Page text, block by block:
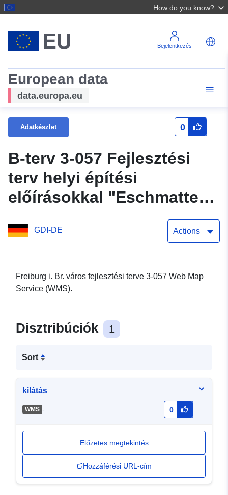
How do you know?
Bejelentkezés
European data
data.europa.eu
Adatkészlet 0
B-terv 3-057 Fejlesztési
terv helyi építési
előírásokkal "Eschmatten"
GDI-DE Actions
Freiburg i. Br. város fejlesztési terve 3-057 Web Map
Service (WMS).
Disztribúciók 1
Sort
kilátás
WMS - 0
Előzetes megtekintés
Hozzáférési URL-cím